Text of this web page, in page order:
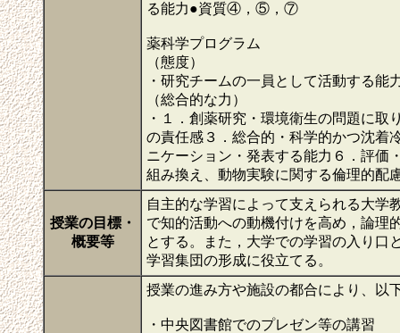
る能力●資質④，⑤，⑦
薬科学プログラム
（態度）
・研究チームの一員として活動する能
（総合的な力）
・１．創薬研究・環境衛生の問題に
の責任感３．総合的・科学的かつ沈着
ニケーション・発表する能力６．評価
組み換え、動物実験に関する倫理的配
授業の目標・
概要等
自主的な学習によって支えられる大学
で知的活動への動機付けを高め，論理
とする。また，大学での学習の入り口
学習集団の形成に役立てる。
授業の進み方や施設の都合により、以
・中央図書館でのプレゼン等の講習